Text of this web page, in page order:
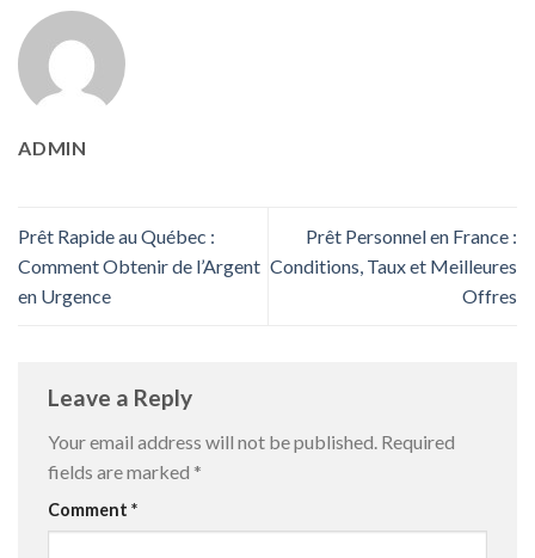
ADMIN
Prêt Rapide au Québec :
Comment Obtenir de l’Argent
en Urgence
Prêt Personnel en France :
Conditions, Taux et Meilleures
Offres
Leave a Reply
Your email address will not be published. Required
fields are marked *
Comment *